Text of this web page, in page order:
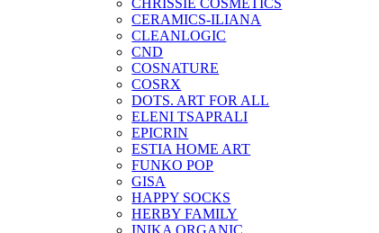
CHRISSIE COSMETICS
CERAMICS-ILIANA
CLEANLOGIC
CND
COSNATURE
COSRX
DOTS. ART FOR ALL
ELENI TSAPRALI
EPICRIN
ESTIA HOME ART
FUNKO POP
GISA
HAPPY SOCKS
HERBY FAMILY
INIKA ORGANIC